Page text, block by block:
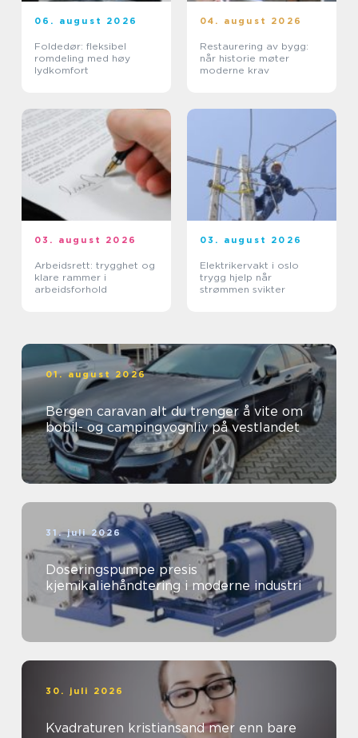
06. august 2026
Foldedør: fleksibel
romdeling med høy
lydkomfort
04. august 2026
Restaurering av bygg:
når historie møter
moderne krav
03. august 2026
Arbeidsrett: trygghet og
klare rammer i
arbeidsforhold
03. august 2026
Elektrikervakt i oslo
trygg hjelp når
strømmen svikter
01. august 2026
Bergen caravan alt du trenger å vite om
bobil- og campingvognliv på vestlandet
31. juli 2026
Doseringspumpe presis
kjemikaliehåndtering i moderne industri
30. juli 2026
Kvadraturen kristiansand mer enn bare